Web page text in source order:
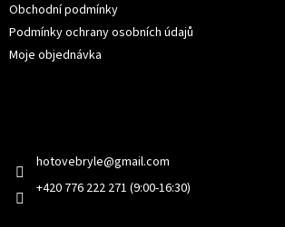
Obchodní podmínky
Podmínky ochrany osobních údajů
Moje objednávka
hotovebryle@gmail.com
+420 776 222 271 (9:00-16:30)